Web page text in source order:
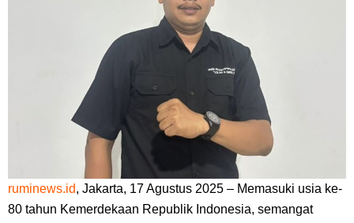
ruminews.id, Jakarta, 17 Agustus 2025 – Memasuki usia ke-
80 tahun Kemerdekaan Republik Indonesia, semangat